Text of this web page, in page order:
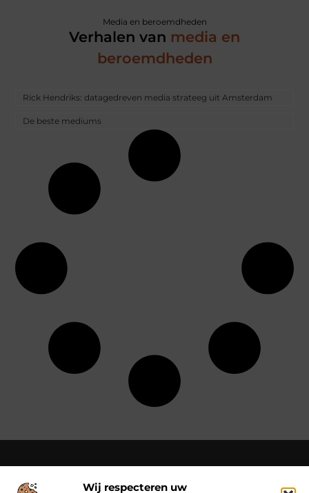
Wij respecteren uw
Media en beroemdheden
Verhalen van media en
beroemdheden
Rick Hendriks: datagedreven media strateeg uit Amsterdam
De beste mediums